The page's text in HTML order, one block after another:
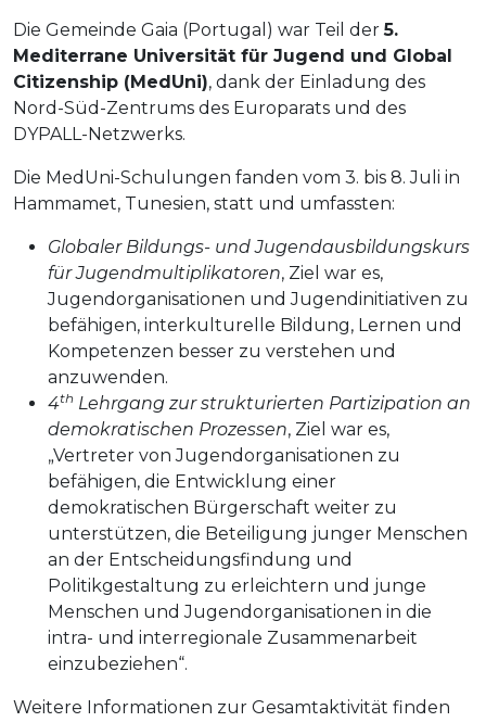
Die Gemeinde Gaia (Portugal) war Teil der5.
Mediterrane Universität für Jugend und Global
Citizenship (MedUni), dank der Einladung des
Nord-Süd-Zentrums des Europarats und des
DYPALL-Netzwerks.
Die MedUni-Schulungen fanden vom 3. bis 8. Juli in
Hammamet, Tunesien, statt und umfassten:
Globaler Bildungs- und Jugendausbildungskurs
für Jugendmultiplikatoren, Ziel war es,
Jugendorganisationen und Jugendinitiativen zu
befähigen, interkulturelle Bildung, Lernen und
Kompetenzen besser zu verstehen und
anzuwenden.
4th Lehrgang zur strukturierten Partizipation an
demokratischen Prozessen, Ziel war es,
„Vertreter von Jugendorganisationen zu
befähigen, die Entwicklung einer
demokratischen Bürgerschaft weiter zu
unterstützen, die Beteiligung junger Menschen
an der Entscheidungsfindung und
Politikgestaltung zu erleichtern und junge
Menschen und Jugendorganisationen in die
intra- und interregionale Zusammenarbeit
einzubeziehen“.
Weitere Informationen zur Gesamtaktivität finden